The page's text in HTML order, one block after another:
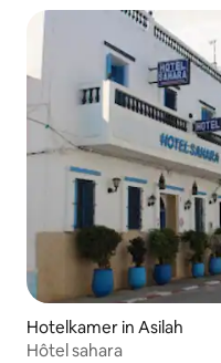
Hotelkamer in Asilah
Hôtel sahara